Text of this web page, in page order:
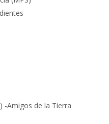
-Amigos de la Tierra